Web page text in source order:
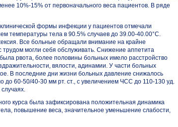
10%-15% от первоначального веса пациентов. В ряде
формы инфекции у пациентов отмечали
температуры тела в 90.5% случаев до 39.00-40.00°С.
Все больные обращали внимание на крайне
могли себя обслуживать. Снижение аппетита
рвота, более половины больных имело расстройство
вялости, адинамии. У части больных
В последние дни жизни больных давление снижалось
до 60-50/40-30 мм рт. ст., с увеличением ЧСС до 110-130 уд.
курса была зафиксирована положительная динамика
повышение веса, значительное уменьшение слабости,